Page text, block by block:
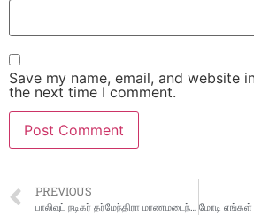
Save my name, email, and website
the next time I comment.
PREVIOUS
பாலிவுட் நடிகர் தர்மேந்திரா மரணமடைந்தார்